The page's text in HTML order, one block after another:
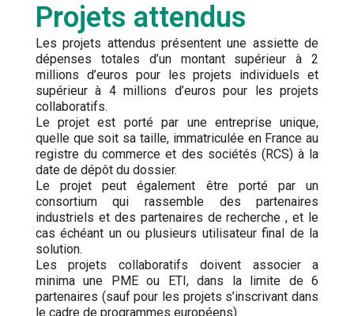
Projets attendus
Les projets attendus présentent une assiette de
dépenses totales d’un montant supérieur à 2
millions d’euros pour les projets individuels et
supérieur à 4 millions d’euros pour les projets
collaboratifs.
Le projet est porté par une entreprise unique,
quelle que soit sa taille, immatriculée en France au
registre du commerce et des sociétés (RCS) à la
date de dépôt du dossier.
Le projet peut également être porté par un
consortium qui rassemble des partenaires
industriels et des partenaires de recherche , et le
cas échéant un ou plusieurs utilisateur final de la
solution.
Les projets collaboratifs doivent associer a
minima une PME ou ETI, dans la limite de 6
partenaires (sauf pour les projets s’inscrivant dans
le cadre de programmes européens).